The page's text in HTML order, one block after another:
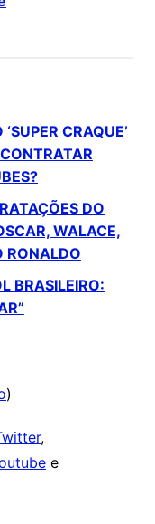
CRAQUE’
DO
WALACE,
RONALDO
BRASILEIRO:
)
,
e